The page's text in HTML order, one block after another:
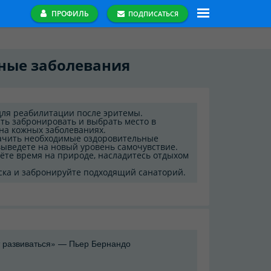
ПРОФИЛЬ ПОДПИСАТЬСЯ
заболевания
реабилитации после эритемы.
забронировать и выбрать место в
кожных заболеваниях.
необходимые оздоровительные
на новый уровень самочувствие.
время на природе, насладитесь отдыхом
и забронируйте подходящий санаторий.
— Пьер Бернандо